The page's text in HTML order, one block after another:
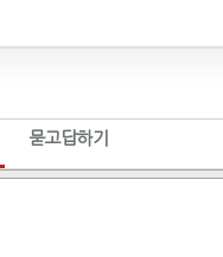
묻고답하기